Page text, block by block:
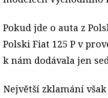
Pokud jde o auta z
Polski Fiat 125 P v
k nám dodávala jen
Největší zklamání však